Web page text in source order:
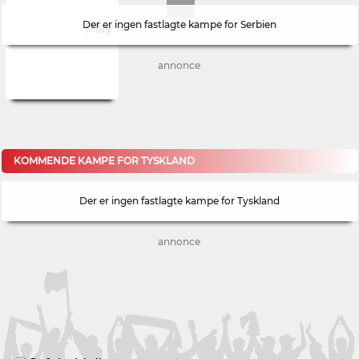
Der er ingen fastlagte kampe for Serbien
annonce
KOMMENDE KAMPE FOR TYSKLAND
Der er ingen fastlagte kampe for Tyskland
annonce